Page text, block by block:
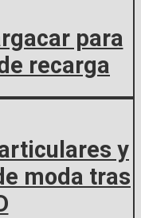
para
recarga
y
moda tras